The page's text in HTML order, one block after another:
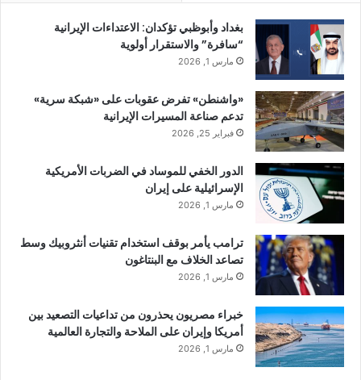
بغداد وأبوظبي تؤكدان: الاعتداءات الإيرانية
“سافرة” والاستقرار أولوية
مارس 1, 2026
«واشنطن» تفرض عقوبات على «شبكة سرية»
تدعم صناعة المسيرات الإيرانية
فبراير 25, 2026
الدور الخفي للموساد في الضربات الأمريكية
الإسرائيلية على إيران
مارس 1, 2026
ترامب يأمر بوقف استخدام تقنيات أنثروبيك وسط
تصاعد الخلاف مع البنتاغون
مارس 1, 2026
خبراء مصريون يحذرون من تداعيات التصعيد بين
أمريكا وإيران على الملاحة والتجارة العالمية
مارس 1, 2026